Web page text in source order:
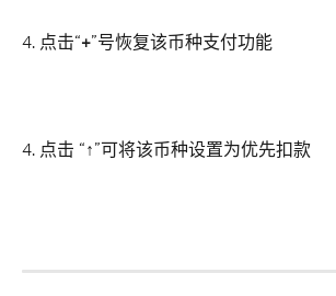
4. 点击“+”号恢复该币种支付功能
4. 点击 “↑”可将该币种设置为优先扣款